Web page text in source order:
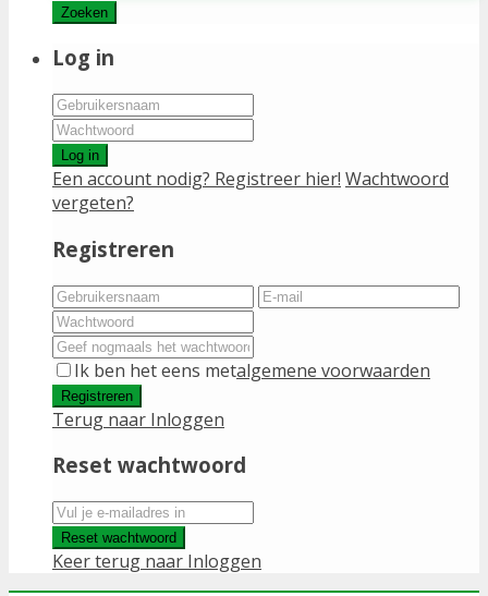
Zoeken
Log in
Log in
Een account nodig? Registreer hier! Wachtwoord
vergeten?
Registreren
Ik ben het eens metalgemene voorwaarden
Registreren
Terug naar Inloggen
Reset wachtwoord
Reset wachtwoord
Keer terug naar Inloggen